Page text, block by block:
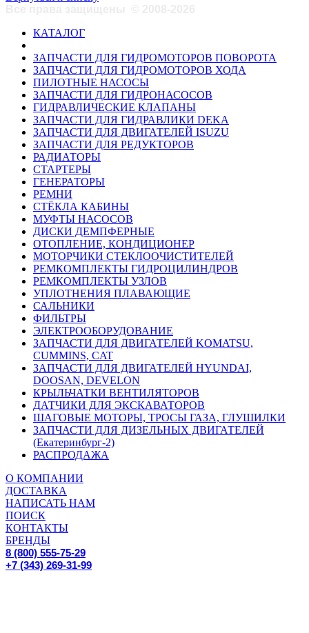
КАТАЛОГ
ЗАПЧАСТИ ДЛЯ ГИДРОМОТОРОВ ПОВОРОТА
ЗАПЧАСТИ ДЛЯ ГИДРОМОТОРОВ ХОДА
ПИЛОТНЫЕ НАСОСЫ
ЗАПЧАСТИ ДЛЯ ГИДРОНАСОСОВ
ГИДРАВЛИЧЕСКИЕ КЛАПАНЫ
ЗАПЧАСТИ ДЛЯ ГИДРАВЛИКИ DEKA
ЗАПЧАСТИ ДЛЯ ДВИГАТЕЛЕЙ ISUZU
ЗАПЧАСТИ ДЛЯ РЕДУКТОРОВ
РАДИАТОРЫ
СТАРТЕРЫ
ГЕНЕРАТОРЫ
РЕМНИ
СТЁКЛА КАБИНЫ
МУФТЫ НАСОСОВ
ДИСКИ ДЕМПФЕРНЫЕ
ОТОПЛЕНИЕ, КОНДИЦИОНЕР
МОТОРЧИКИ СТЕКЛООЧИСТИТЕЛЕЙ
РЕМКОМПЛЕКТЫ ГИДРОЦИЛИНДРОВ
РЕМКОМПЛЕКТЫ УЗЛОВ
УПЛОТНЕНИЯ ПЛАВАЮЩИЕ
САЛЬНИКИ
ФИЛЬТРЫ
ЭЛЕКТРООБОРУДОВАНИЕ
ЗАПЧАСТИ ДЛЯ ДВИГАТЕЛЕЙ KOMATSU,
CUMMINS, CAT
ЗАПЧАСТИ ДЛЯ ДВИГАТЕЛЕЙ HYUNDAI,
DOOSAN, DEVELON
КРЫЛЬЧАТКИ ВЕНТИЛЯТОРОВ
ДАТЧИКИ ДЛЯ ЭКСКАВАТОРОВ
ШАГОВЫЕ МОТОРЫ, ТРОСЫ ГАЗА, ГЛУШИЛКИ
ЗАПЧАСТИ ДЛЯ ДИЗЕЛЬНЫХ ДВИГАТЕЛЕЙ
(Екатеринбург-2)
РАСПРОДАЖА
О КОМПАНИИ
ДОСТАВКА
НАПИСАТЬ НАМ
ПОИСК
КОНТАКТЫ
БРЕНДЫ
8 (800) 555-75-29
+7 (343) 269-31-99